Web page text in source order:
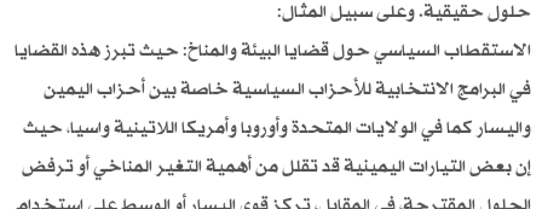
حلول حقيقية. وعلى سبيل المثال:
الاستقطاب السياسي حول قضايا البيئة والمناخ: حيث تبرز هذه القضايا
في البرامج الانتخابية للأحزاب السياسية خاصة بين أحزاب اليمين
واليسار كما في الولايات المتحدة وأوروبا وأمريكا اللاتينية واسيا، حيث
إن بعض التيارات اليمينية قد تقلل من أهمية التغير المناخي أو ترفض